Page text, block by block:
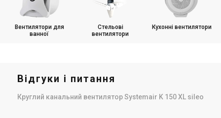
Вентилятори для
ванної
Стельові
вентилятори
Кухонні вентилятори
Відгуки і питання
Круглий канальний вентилятор Systemair K 150 XL sileo